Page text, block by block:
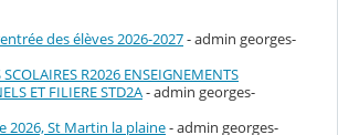
des élèves 2026-2027- admin georges-
R2026 ENSEIGNEMENTS
ET FILIERE STD2A- admin georges-
2026, St Martin la plaine- admin georges-